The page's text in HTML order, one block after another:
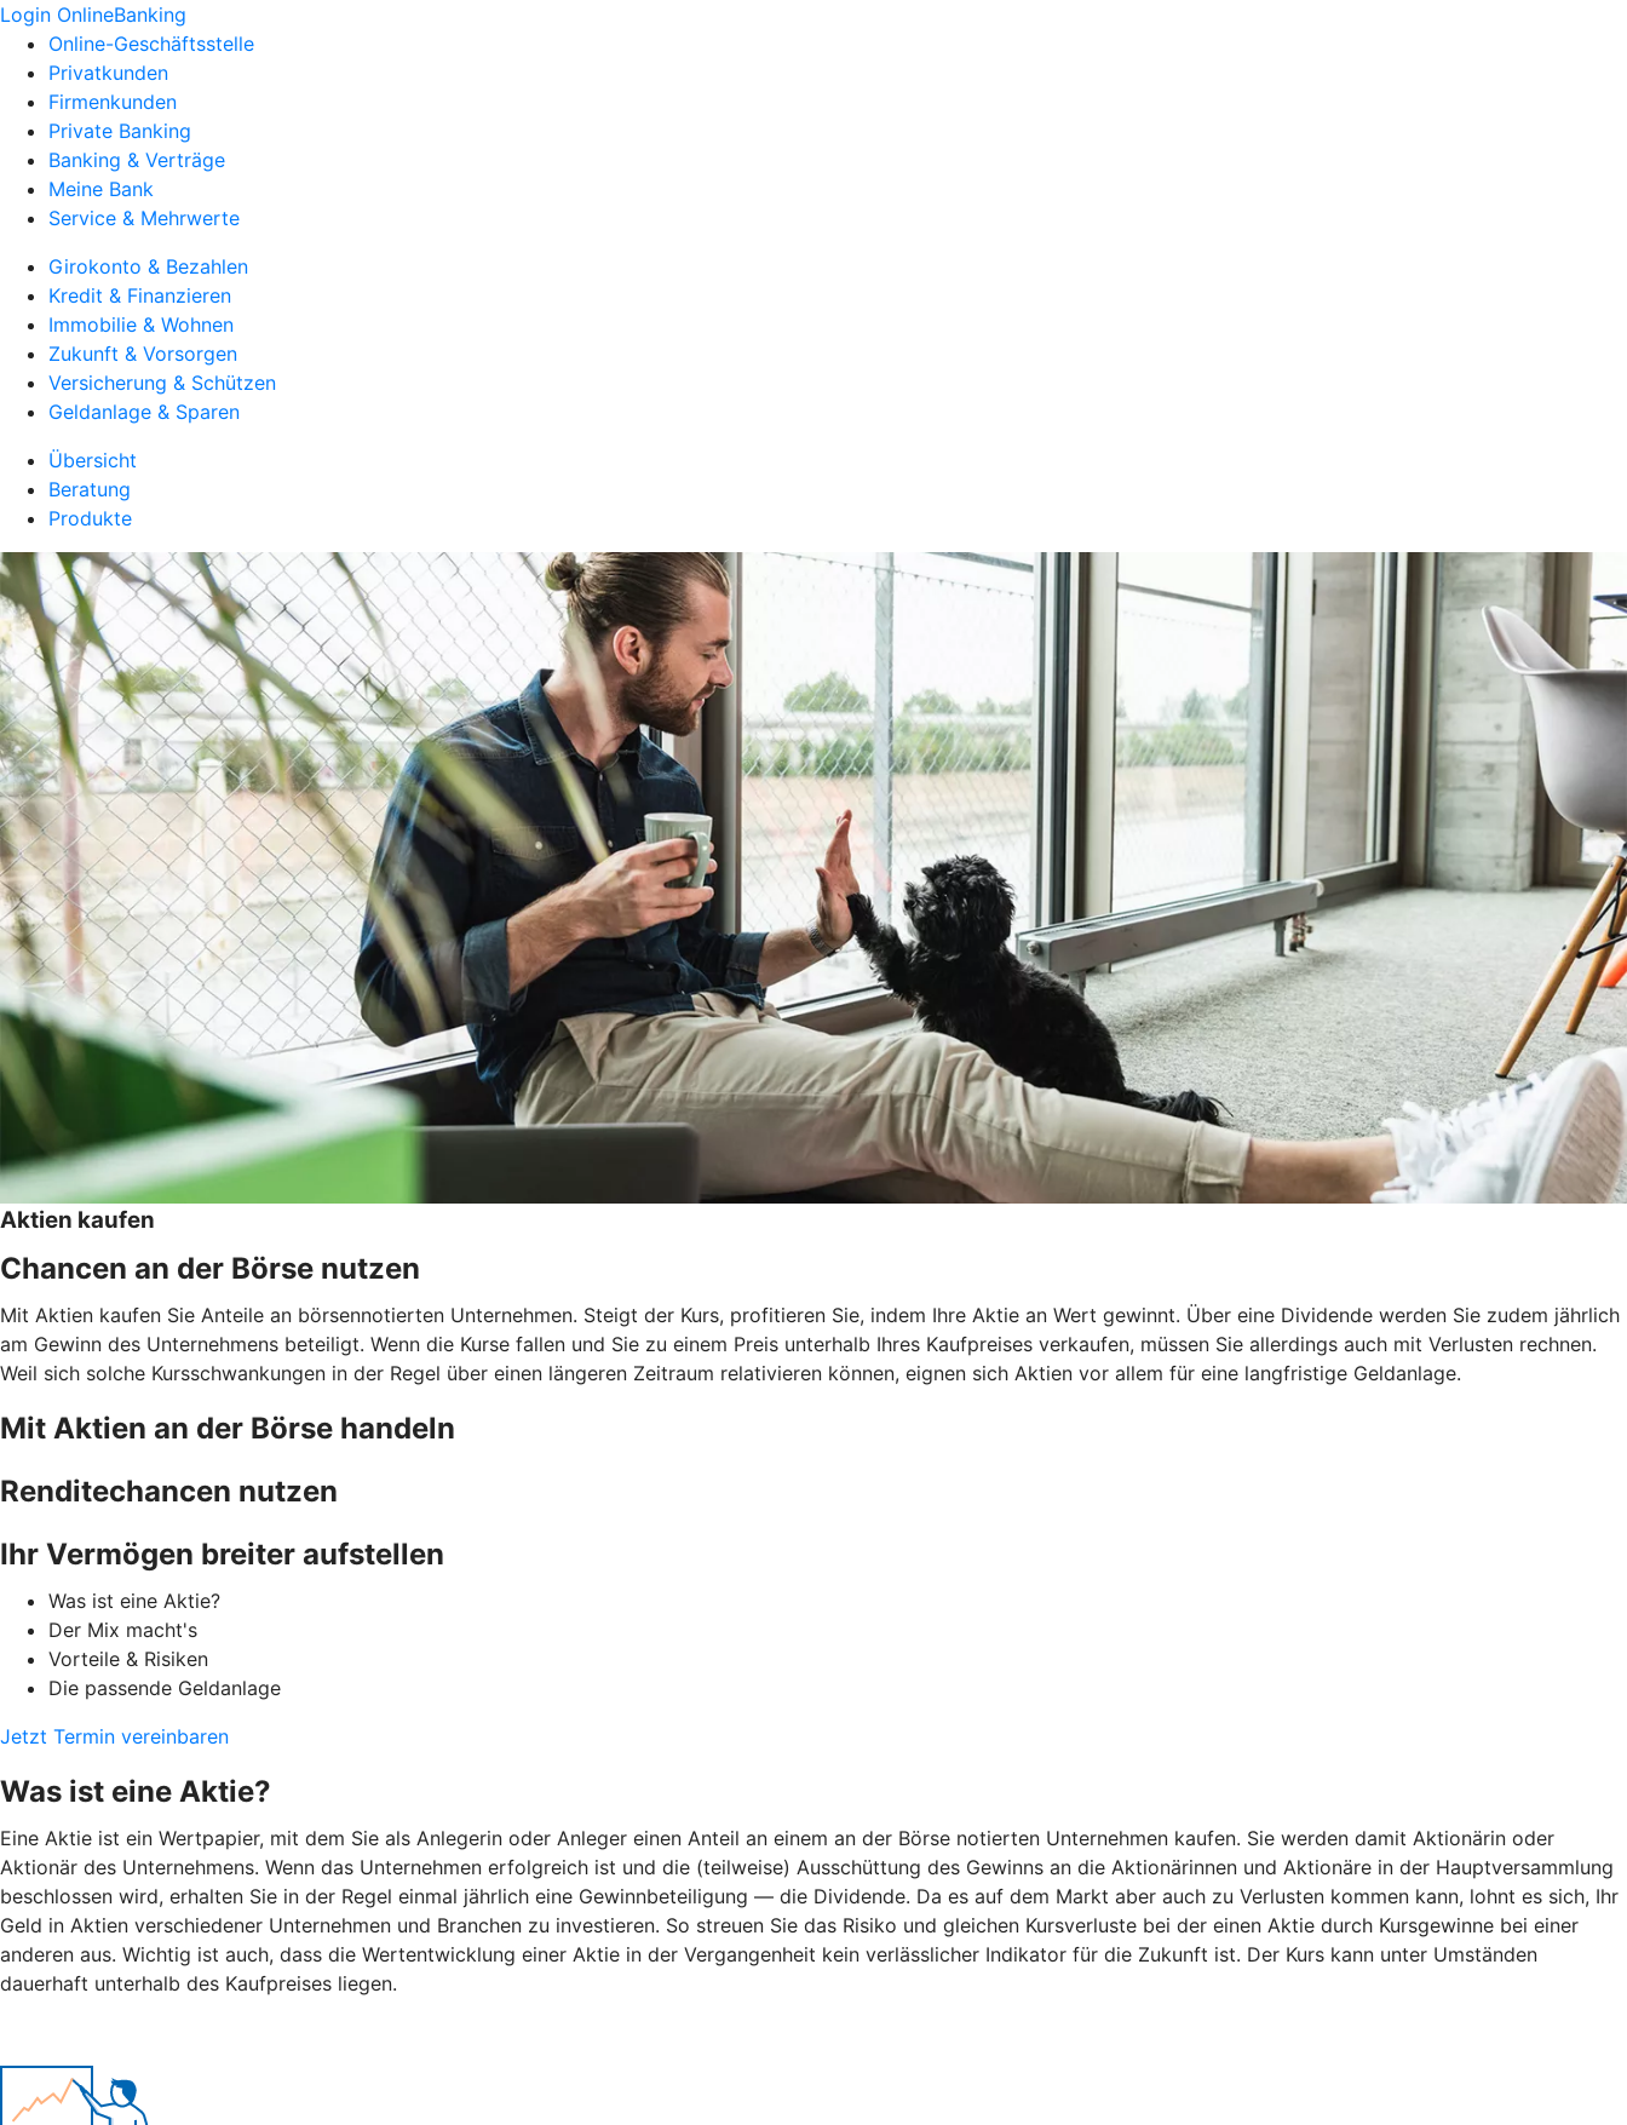
Login OnlineBanking
Online-Geschäftsstelle
Privatkunden
Firmenkunden
Private Banking
Banking & Verträge
Meine Bank
Service & Mehrwerte
Girokonto & Bezahlen
Kredit & Finanzieren
Immobilie & Wohnen
Zukunft & Vorsorgen
Versicherung & Schützen
Geldanlage & Sparen
Übersicht
Beratung
Produkte
Aktien kaufen
Chancen an der Börse nutzen
Mit Aktien kaufen Sie Anteile an börsennotierten Unternehmen. Steigt der Kurs, profitieren Sie, indem Ihre Aktie an Wert gewinnt. Über eine Dividende werden Sie zudem jährlich
am Gewinn des Unternehmens beteiligt. Wenn die Kurse fallen und Sie zu einem Preis unterhalb Ihres Kaufpreises verkaufen, müssen Sie allerdings auch mit Verlusten rechnen.
Weil sich solche Kursschwankungen in der Regel über einen längeren Zeitraum relativieren können, eignen sich Aktien vor allem für eine langfristige Geldanlage.
Mit Aktien an der Börse handeln
Renditechancen nutzen
Ihr Vermögen breiter aufstellen
Was ist eine Aktie?
Der Mix macht's
Vorteile & Risiken
Die passende Geldanlage
Jetzt Termin vereinbaren
Was ist eine Aktie?
Eine Aktie ist ein Wertpapier, mit dem Sie als Anlegerin oder Anleger einen Anteil an einem an der Börse notierten Unternehmen kaufen. Sie werden damit Aktionärin oder
Aktionär des Unternehmens. Wenn das Unternehmen erfolgreich ist und die (teilweise) Ausschüttung des Gewinns an die Aktionärinnen und Aktionäre in der Hauptversammlung
beschlossen wird, erhalten Sie in der Regel einmal jährlich eine Gewinnbeteiligung — die Dividende. Da es auf dem Markt aber auch zu Verlusten kommen kann, lohnt es sich, Ihr
Geld in Aktien verschiedener Unternehmen und Branchen zu investieren. So streuen Sie das Risiko und gleichen Kursverluste bei der einen Aktie durch Kursgewinne bei einer
anderen aus. Wichtig ist auch, dass die Wertentwicklung einer Aktie in der Vergangenheit kein verlässlicher Indikator für die Zukunft ist. Der Kurs kann unter Umständen
dauerhaft unterhalb des Kaufpreises liegen.